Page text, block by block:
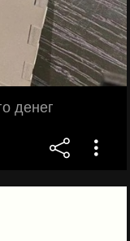
денег